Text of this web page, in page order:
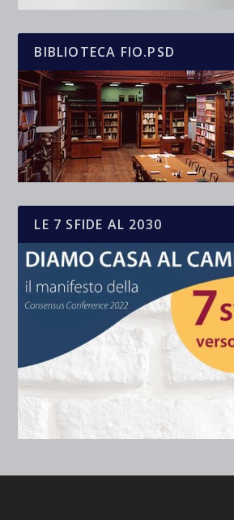
BIBLIOTECA FIO.PSD
LE 7 SFIDE AL 2030